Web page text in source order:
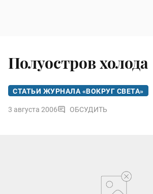
Полуостров холода
СТАТЬИ ЖУРНАЛА «ВОКРУГ СВЕТА»
3 августа 2006 ОБСУДИТЬ